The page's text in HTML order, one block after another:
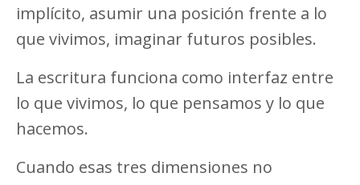
implícito, asumir una posición frente a lo
que vivimos, imaginar futuros posibles.
La escritura funciona como interfaz entre
lo que vivimos, lo que pensamos y lo que
hacemos.
Cuando esas tres dimensiones no